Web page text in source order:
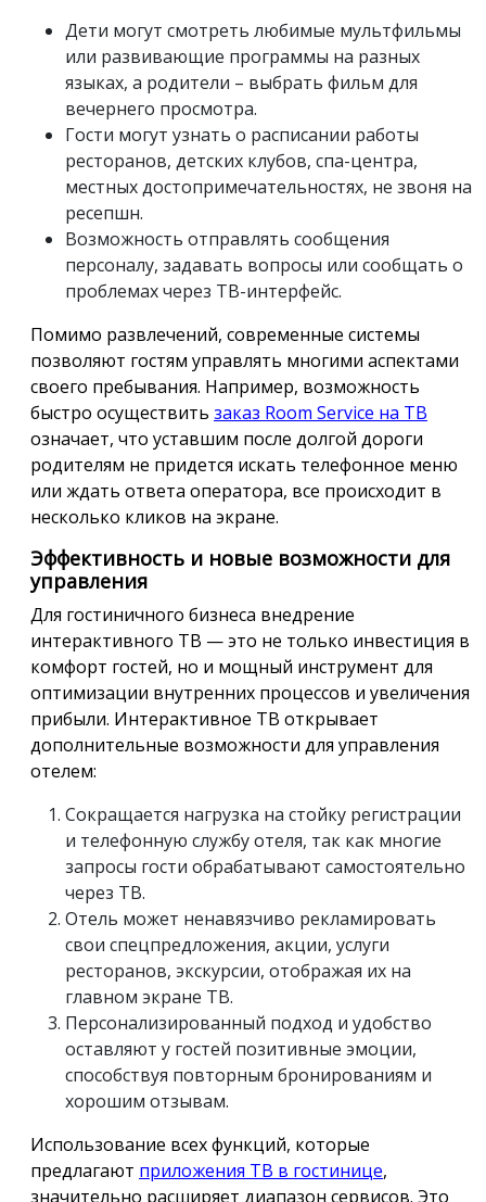
Дети могут смотреть любимые мультфильмы
или развивающие программы на разных
языках, а родители – выбрать фильм для
вечернего просмотра.
Гости могут узнать о расписании работы
ресторанов, детских клубов, спа-центра,
местных достопримечательностях, не звоня на
ресепшн.
Возможность отправлять сообщения
персоналу, задавать вопросы или сообщать о
проблемах через ТВ-интерфейс.
Помимо развлечений, современные системы
позволяют гостям управлять многими аспектами
своего пребывания. Например, возможность
быстро осуществить заказ Room Service на ТВ
означает, что уставшим после долгой дороги
родителям не придется искать телефонное меню
или ждать ответа оператора, все происходит в
несколько кликов на экране.
Эффективность и новые возможности для
управления
Для гостиничного бизнеса внедрение
интерактивного ТВ — это не только инвестиция в
комфорт гостей, но и мощный инструмент для
оптимизации внутренних процессов и увеличения
прибыли. Интерактивное ТВ открывает
дополнительные возможности для управления
отелем:
Сокращается нагрузка на стойку регистрации
и телефонную службу отеля, так как многие
запросы гости обрабатывают самостоятельно
через ТВ.
Отель может ненавязчиво рекламировать
свои спецпредложения, акции, услуги
ресторанов, экскурсии, отображая их на
главном экране ТВ.
Персонализированный подход и удобство
оставляют у гостей позитивные эмоции,
способствуя повторным бронированиям и
хорошим отзывам.
Использование всех функций, которые
предлагают приложения ТВ в гостинице,
значительно расширяет диапазон сервисов. Это